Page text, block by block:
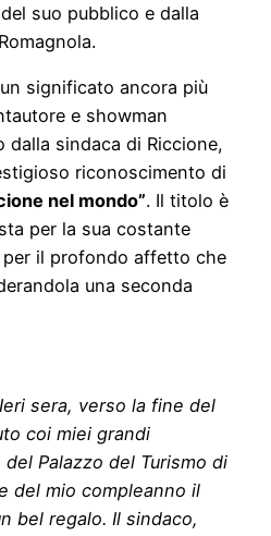
suo pubblico e dalla
significato ancora più
e showman
dalla sindaca di Riccione,
riconoscimento di
nel mondo”. Il titolo è
per la sua costante
il profondo affetto che
una seconda
sera, verso la fine del
coi miei grandi
Palazzo del Turismo di
del mio compleanno il
bel regalo. Il sindaco,